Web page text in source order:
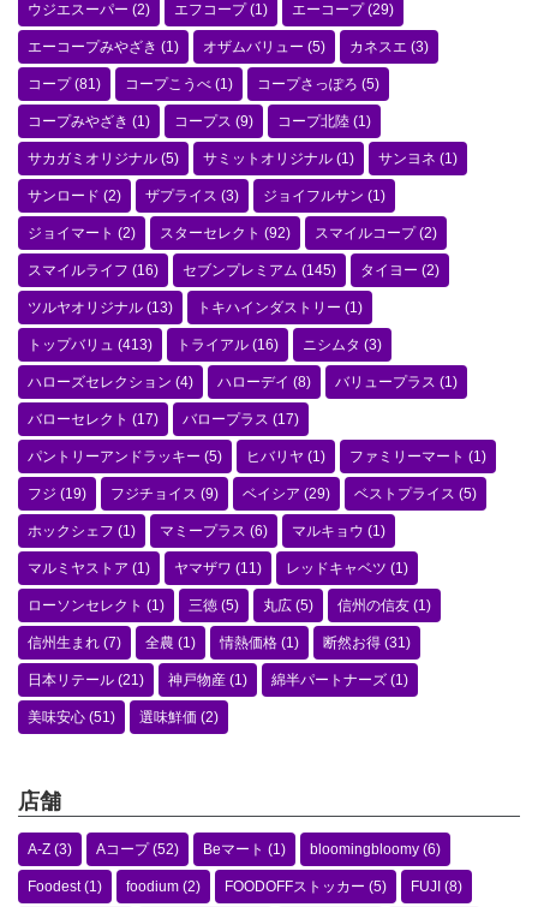
ウジエスーパー (2) エフコープ(1) エーコープ(29)
エーコープみやざき (1) オザムバリュー (5) カネスエ (3)
コープ(81) コープこうべ (1) コープさっぽろ (5)
コープみやざき (1) コープス (9) コープ北陸 (1)
サカガミオリジナル (5) サミットオリジナル (1) サンヨネ (1)
サンロード (2) ザプライス (3) ジョイフルサン (1)
ジョイマート (2) スターセレクト (92) スマイルコープ(2)
スマイルライフ (16) セブンプレミアム (145) タイヨー (2)
ツルヤオリジナル (13) トキハインダストリー (1)
トップバリュ (413) トライアル (16) ニシムタ (3)
ハローズセレクション (4) ハローデイ (8) バリュープラス (1)
バローセレクト (17) バロープラス (17)
パントリーアンドラッキー (5) ヒバリヤ (1) ファミリーマート (1)
フジ (19) フジチョイス (9) ベイシア (29) ベストプライス (5)
ホックシェフ (1) マミープラス (6) マルキョウ (1)
マルミヤストア (1) ヤマザワ (11) レッドキャベツ (1)
ローソンセレクト (1) 三徳 (5) 丸広 (5) 信州の信友 (1)
信州生まれ (7) 全農 (1) 情熱価格 (1) 断然お得 (31)
日本リテール (21) 神戸物産 (1) 綿半パートナーズ (1)
美味安心 (51) 選味鮮価 (2)
店舗
A-Z (3) Aコープ(52) Beマート (1) bloomingbloomy (6)
Foodest(1) foodium (2) FOODOFFストッカー (5) FUJI (8)